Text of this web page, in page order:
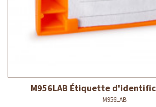
M956LAB Étiquette
M956LAB